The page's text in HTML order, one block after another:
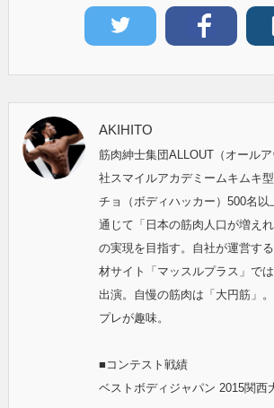
AKIHITO
筋肉紳士集団ALLOUT（オール
社スマイルアカデミームキムキ
チョ（ボディハッカー）500名以
通じて「日本の筋肉人口が増えれ
の実現を目指す。自社が運営す
材サイト「マッスルプラス」で
出演。自慢の筋肉は「大円筋」
プレが趣味。
■コンテスト戦績
ベストボディジャパン 2015関西